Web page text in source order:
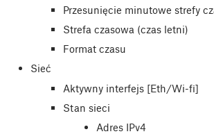
Przesunięcie minutowe strefy
Strefa czasowa (czas letni)
Format czasu
Sieć
Aktywny interfejs [Eth/Wi-fi]
Stan sieci
Adres IPv4